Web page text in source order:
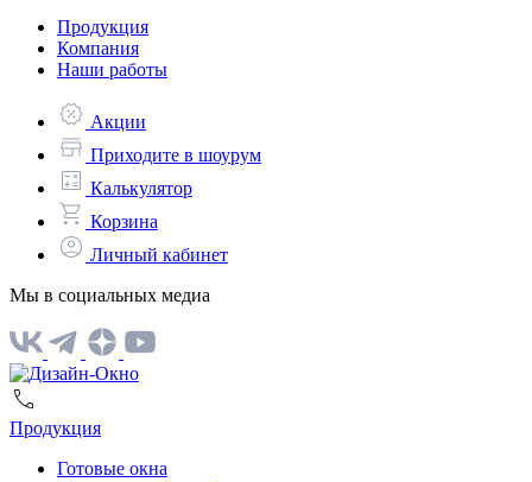
Продукция
Компания
Наши работы
Акции
Приходите в шоурум
Калькулятор
Корзина
Личный кабинет
Мы в социальных медиа
Продукция
Готовые окна